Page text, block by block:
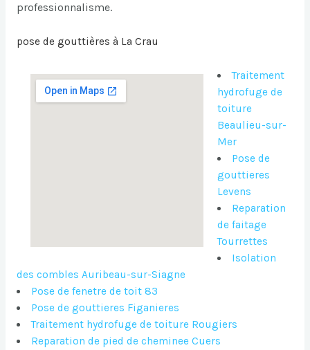
professionnalisme.
pose de gouttières à La Crau
Traitement
hydrofuge de
toiture
Beaulieu-sur-
Mer
Pose de
gouttieres
Levens
Reparation
de faitage
Tourrettes
Isolation
des combles Auribeau-sur-Siagne
Pose de fenetre de toit 83
Pose de gouttieres Figanieres
Traitement hydrofuge de toiture Rougiers
Reparation de pied de cheminee Cuers